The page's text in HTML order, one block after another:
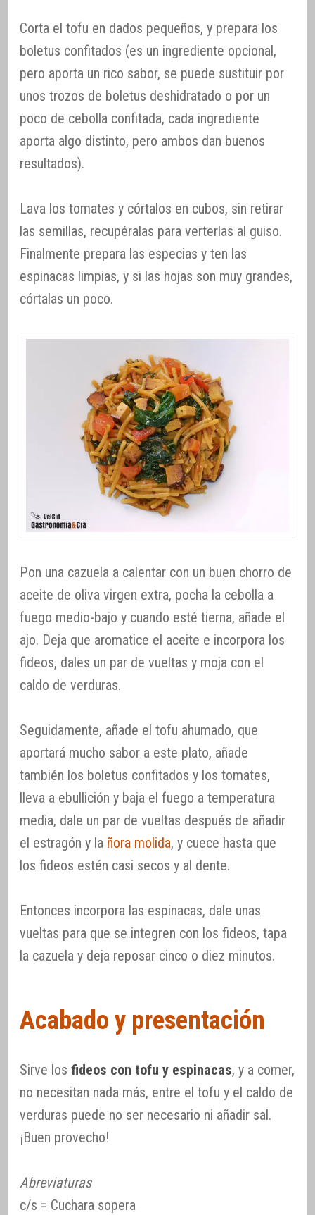
Corta el tofu en dados pequeños, y prepara los
boletus confitados (es un ingrediente opcional,
pero aporta un rico sabor, se puede sustituir por
unos trozos de boletus deshidratado o por un
poco de cebolla confitada, cada ingrediente
aporta algo distinto, pero ambos dan buenos
resultados).
Lava los tomates y córtalos en cubos, sin retirar
las semillas, recupéralas para verterlas al guiso.
Finalmente prepara las especias y ten las
espinacas limpias, y si las hojas son muy grandes,
córtalas un poco.
Pon una cazuela a calentar con un buen chorro de
aceite de oliva virgen extra, pocha la cebolla a
fuego medio-bajo y cuando esté tierna, añade el
ajo. Deja que aromatice el aceite e incorpora los
fideos, dales un par de vueltas y moja con el
caldo de verduras.
Seguidamente, añade el tofu ahumado, que
aportará mucho sabor a este plato, añade
también los boletus confitados y los tomates,
lleva a ebullición y baja el fuego a temperatura
media, dale un par de vueltas después de añadir
el estragón y la ñora molida, y cuece hasta que
los fideos estén casi secos y al dente.
Entonces incorpora las espinacas, dale unas
vueltas para que se integren con los fideos, tapa
la cazuela y deja reposar cinco o diez minutos.
Acabado y presentación
Sirve los fideos con tofu y espinacas, y a comer,
no necesitan nada más, entre el tofu y el caldo de
verduras puede no ser necesario ni añadir sal.
¡Buen provecho!
Abreviaturas
c/s = Cuchara sopera